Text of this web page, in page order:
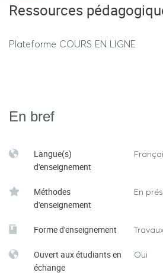
Ressources
Plateforme COURS EN LIGNE
En bref
Langue(s)
d'enseignement
Méthodes
d'enseignement
En
Forme d'enseignement
Ouvert aux étudiants en
échange
Oui